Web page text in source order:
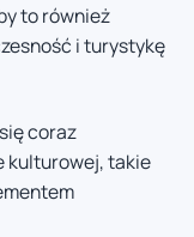
to również
i turystykę
coraz
kulturowej, takie